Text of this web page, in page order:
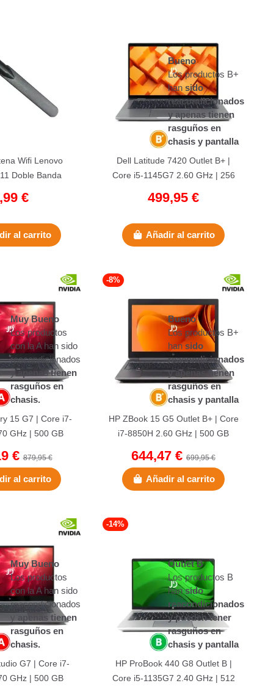
(1 nota)
Wifi Lenovo
Doble Banda
€
al carrito
Bueno
Los productos B+
han sido
reacondicionados
y apenas tienen
rasguños en
chasis y pantalla
Dell Latitude 7420 Outlet B+ |
Core i5-1145G7 2.60 GHz | 256
499,95 €
Añadir al carrito
Muy Bueno
Los productos
con la A han sido
reacondicionados
yapenas tienen
rasguños en
chasis.
15 G7 | Core i7-
GHz | 500 GB
€879,95 €
al carrito
Bueno
Los productos B+
hansido
reacondicionados
y apenas tienen
rasguños en
chasis y pantalla
-8%
HP ZBook 15 G5 Outlet B+ | Core
i7-8850H 2.60 GHz | 500 GB
644,47 € 699,95 €
Añadir al carrito
Muy Bueno
Los productos
con la A han sido
reacondicionados
y apenas tienen
rasguños en
chasis.
G7 | Core i7-
GHz | 500 GB
Outlet B
Los productos B
hansido
reacondicionados
y pueden tener
rasguños en
chasis y pantalla
-14%
HP ProBook 440 G8 Outlet B |
Core i5-1135G7 2.40 GHz | 512